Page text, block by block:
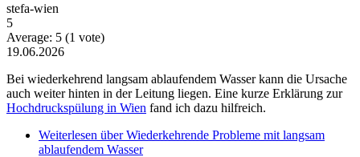
stefa-wien
5
Average: 5 (1 vote)
19.06.2026
Bei wiederkehrend langsam ablaufendem Wasser kann die Ursache
auch weiter hinten in der Leitung liegen. Eine kurze Erklärung zur
Hochdruckspülung in Wien fand ich dazu hilfreich.
Weiterlesen über Wiederkehrende Probleme mit langsam
ablaufendem Wasser